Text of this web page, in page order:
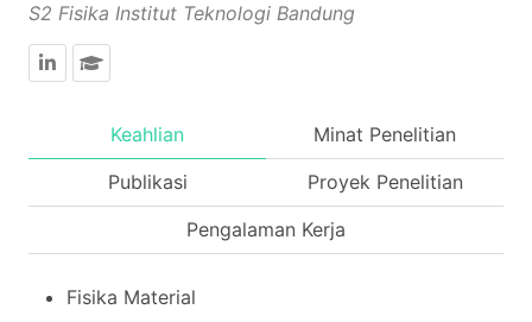
S2 Fisika Institut Teknologi Bandung
Keahlian
Minat Penelitian
Publikasi
Proyek Penelitian
Pengalaman Kerja
Fisika Material